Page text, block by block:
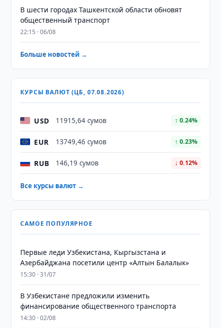
В шести городах Ташкентской области обновят
общественный транспорт
22:15 · 06/08
Больше новостей →
КУРСЫ ВАЛЮТ (ЦБ, 07.08.2026)
USD 11915,64 сумов ↑ 0.24%
EUR 13749,46 сумов ↑ 0.23%
RUB 146,19 сумов ↓ 0.12%
Все курсы валют →
САМОЕ ПОПУЛЯРНОЕ
Первые леди Узбекистана, Кыргызстана и
Азербайджана посетили центр «Алтын Балалык»
15:30 · 31/07
В Узбекистане предложили изменить
финансирование общественного транспорта
14:30 · 02/08